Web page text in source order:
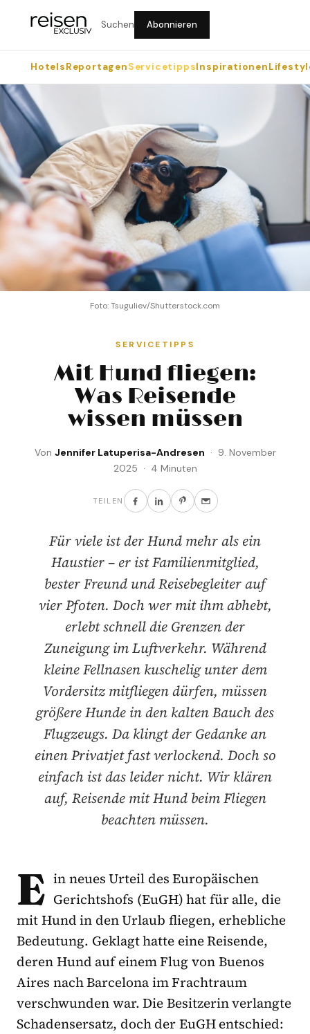
Suchen Abonnieren
HotelsReportagenServicetippsInspirationen
Foto: Tsuguliev/Shutterstock.com
SERVICETIPPS
Mit Hund fliegen:
Was Reisende
wissen müssen
Von Jennifer Latuperisa-Andresen · 9. November
2025 · 4 Minuten
TEILEN
Für viele ist der Hund mehr als ein
Haustier – er ist Familienmitglied,
bester Freund und Reisebegleiter auf
vier Pfoten. Doch wer mit ihm abhebt,
erlebt schnell die Grenzen der
Zuneigung im Luftverkehr. Während
kleine Fellnasen kuschelig unter dem
Vordersitz mitfliegen dürfen, müssen
größere Hunde in den kalten Bauch des
Flugzeugs. Da klingt der Gedanke an
einen Privatjet fast verlockend. Doch so
einfach ist das leider nicht. Wir klären
auf, Reisende mit Hund beim Fliegen
beachten müssen.
E in neues Urteil des Europäischen
Gerichtshofs (EuGH) hat für alle, die
mit Hund in den Urlaub fliegen, erhebliche
Bedeutung. Geklagt hatte eine Reisende,
deren Hund auf einem Flug von Buenos
Aires nach Barcelona im Frachtraum
verschwunden war. Die Besitzerin verlangte
Schadensersatz, doch der EuGH entschied: